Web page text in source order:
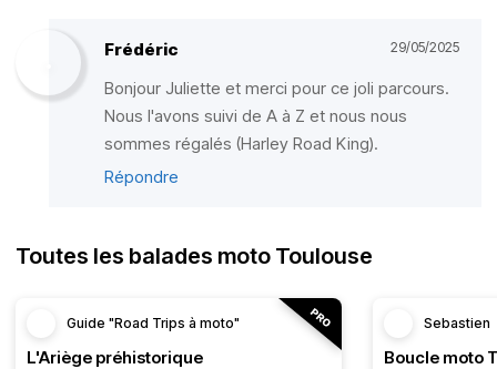
Frédéric 29/05/2025
Bonjour Juliette et merci pour ce joli parcours.
Nous l'avons suivi de A à Z et nous nous
sommes régalés (Harley Road King).
Répondre
Toutes les balades moto Toulouse
Guide "Road Trips à moto"
L'Ariège préhistorique
Sebastien